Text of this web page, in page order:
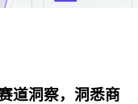
道洞察，洞悉商